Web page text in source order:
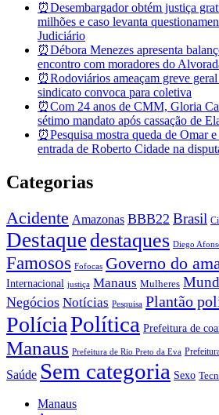
⏰Desembargador obtém justiça
milhões e caso levanta
Judiciário
⏰Débora Menezes apresenta
encontro com moradores do
⏰Rodoviários ameaçam greve
sindicato convoca para coletiva
⏰Com 24 anos de CMM, Gloria
sétimo mandato após cassação de
⏰Pesquisa mostra queda de Omar
entrada de Roberto Cidade na
Categorias
Acidente Amazonas BBB22 Brasil
Destaque destaques Diego
Famosos Fofocas Governo do
Internacional justiça Manaus Mulheres
Negócios Notícias Pesquisa Plantão
PolíciaPolítica Prefeitura de
Manaus Prefeitura de Rio Preto da Eva
Saúde Sem categoria Sexo
Manaus